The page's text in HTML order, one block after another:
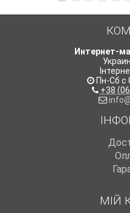
Интернет-
Пн-Сб с
+38
МІЙ